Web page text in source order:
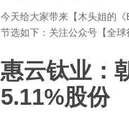
今天给大家带来【木头姐的
节选如下：关注公众号【全
惠云钛业：
5.11%股份